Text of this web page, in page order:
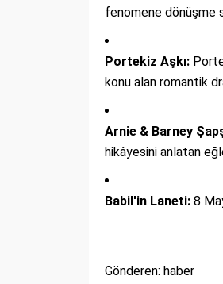
fenomene dönüşme
Portekiz Aşkı:
konu alan romantik
Arnie & Barney
hikâyesini anlatan
Babil'in Laneti: 8
Gönderen: haber